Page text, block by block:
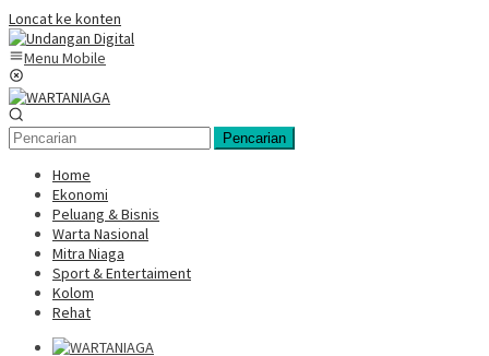
Loncat ke konten
Menu Mobile
Pencarian
Home
Ekonomi
Peluang & Bisnis
Warta Nasional
Mitra Niaga
Sport & Entertaiment
Kolom
Rehat